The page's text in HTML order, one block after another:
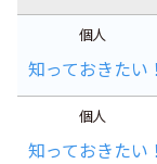
個人
知っておきたい
個人
知っておきたい